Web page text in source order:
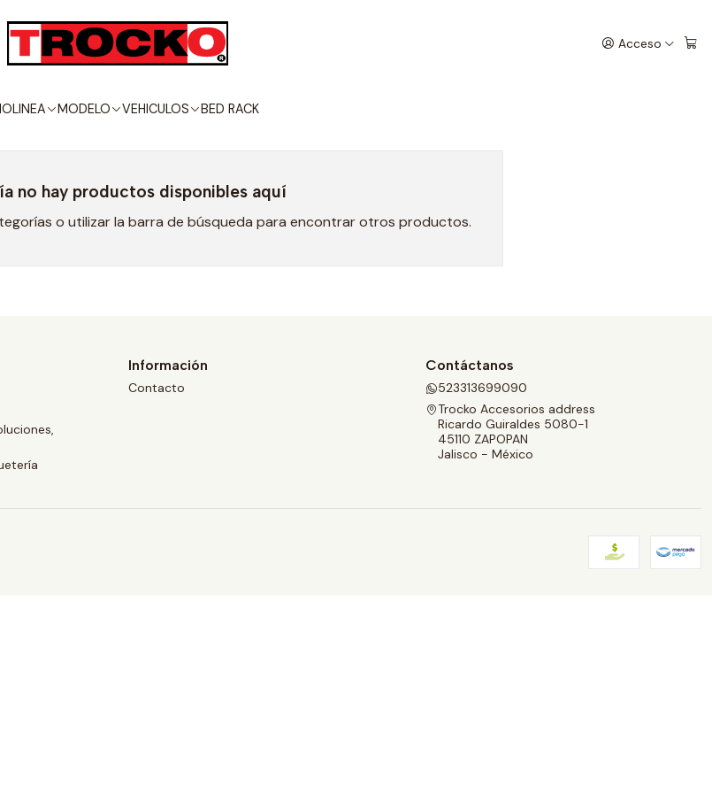
Acceso
LINEA MODELO VEHICULOS BED RACK
Inicio VEHICULOS HYUNDAI CRETA
no hay productos disponibles aquí
o utilizar la barra de búsqueda para encontrar otros productos.
Información
Contacto
Contáctanos
523313699090
Trocko Accesorios address
Ricardo Guiraldes 5080-1
45110 ZAPOPAN
Jalisco - México